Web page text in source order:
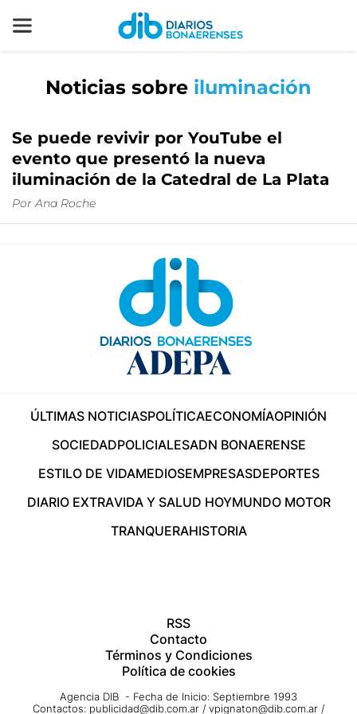
Noticias sobre iluminación
Se puede revivir por YouTube el
evento que presentó la nueva
iluminación de la Catedral de La Plata
Por Ana Roche
ÚLTIMAS NOTICIASPOLÍTICAECONOMÍAOPINIÓN
SOCIEDADPOLICIALESADN BONAERENSE
ESTILO DE VIDAMEDIOSEMPRESASDEPORTES
DIARIO EXTRAVIDA Y SALUD HOYMUNDO MOTOR
TRANQUERAHISTORIA
RSS
Contacto
Términos y Condiciones
Política de cookies
Agencia DIB - Fecha de Inicio: Septiembre 1993
Contactos: publicidad@dib.com.ar / vpignaton@dib.com.ar /